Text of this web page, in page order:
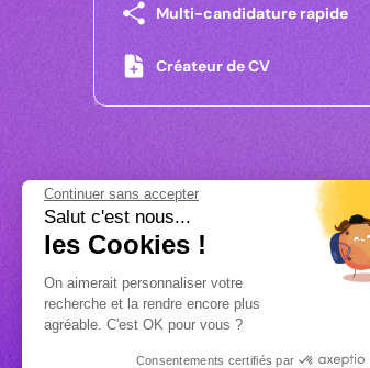
Continuer sans accepter
Salut c'est nous...
les Cookies !
On aimerait personnaliser votre
recherche et la rendre encore plus
agréable. C'est OK pour vous ?
Consentements certifiés par
Multi-candidature rapide
Créateur de CV